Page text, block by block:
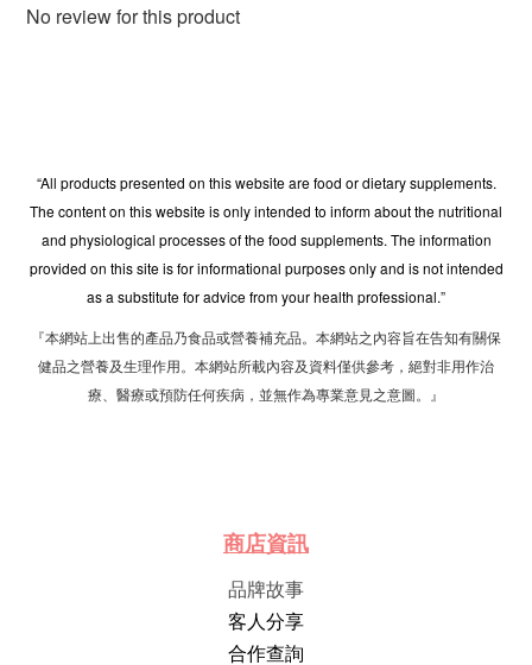
No review for this product
“All products presented on this website are food or dietary supplements.
The content on this website is only intended to inform about the nutritional
and physiological processes of the food supplements. The information
provided on this site is for informational purposes only and is not intended
as a substitute for advice from your health professional.”
『本網站上出售的產品乃食品或營養補充品。本網站之內容旨在告知有關保
健品之營養及生理作用。本網站所載內容及資料僅供參考，絕對非用作治
療、醫療或預防任何疾病，並無作為專業意見之意圖。』
商店資訊
品牌故事
客人分享
合作查詢